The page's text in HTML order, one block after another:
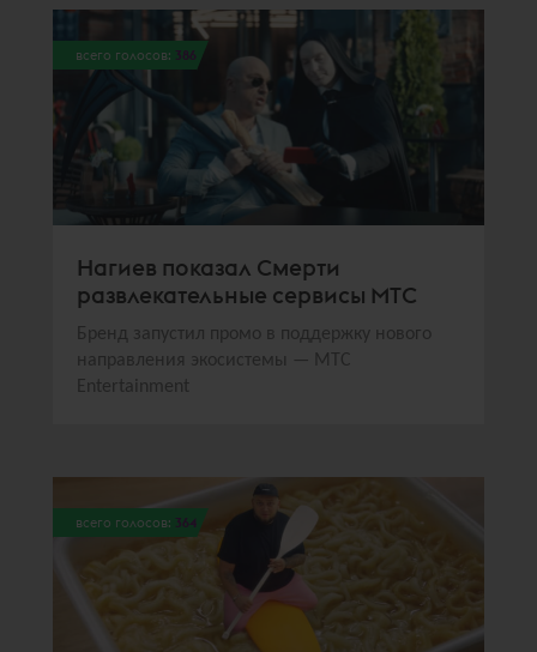
всего голосов: 386
Нагиев показал Смерти
развлекательные сервисы МТС
Бренд запустил промо в поддержку нового
направления экосистемы — МТС
Entertainment
всего голосов: 364